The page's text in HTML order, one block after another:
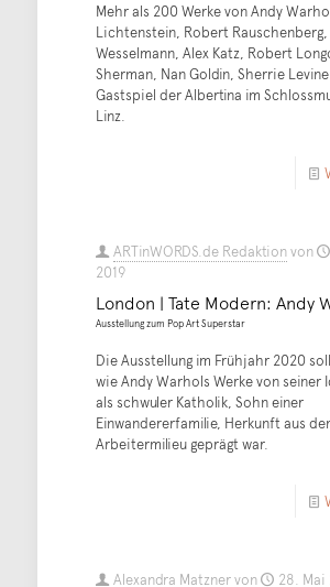
Mehr als 200 Werke von Andy
Lichtenstein, Robert Rauschenberg,
Wesselmann, Alex Katz, Robert
Sherman, Nan Goldin, Sherrie
Gastspiel der Albertina im
Linz.
ARTinWORDS.de Redaktionvon
2019
London | Tate Modern: Andy
Ausstellung zum Pop Art Superstar
Die Ausstellung im Frühjahr 2020
wie Andy Warhols Werke von seiner
als schwuler Katholik, Sohn einer
Einwandererfamilie, Herkunft aus
Arbeitermilieu geprägt war.
Alexandra Matznervon 28. Mai